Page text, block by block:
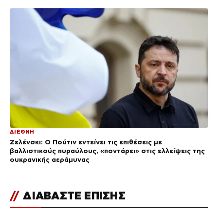
ΔΙΕΘΝΗ
Ζελένσκι: Ο Πούτιν εντείνει τις επιθέσεις με
βαλλιστικούς πυραύλους, «ποντάρει» στις ελλείψεις της
ουκρανικής αεράμυνας
// ΔΙΑΒΑΣΤΕ ΕΠΙΣΗΣ